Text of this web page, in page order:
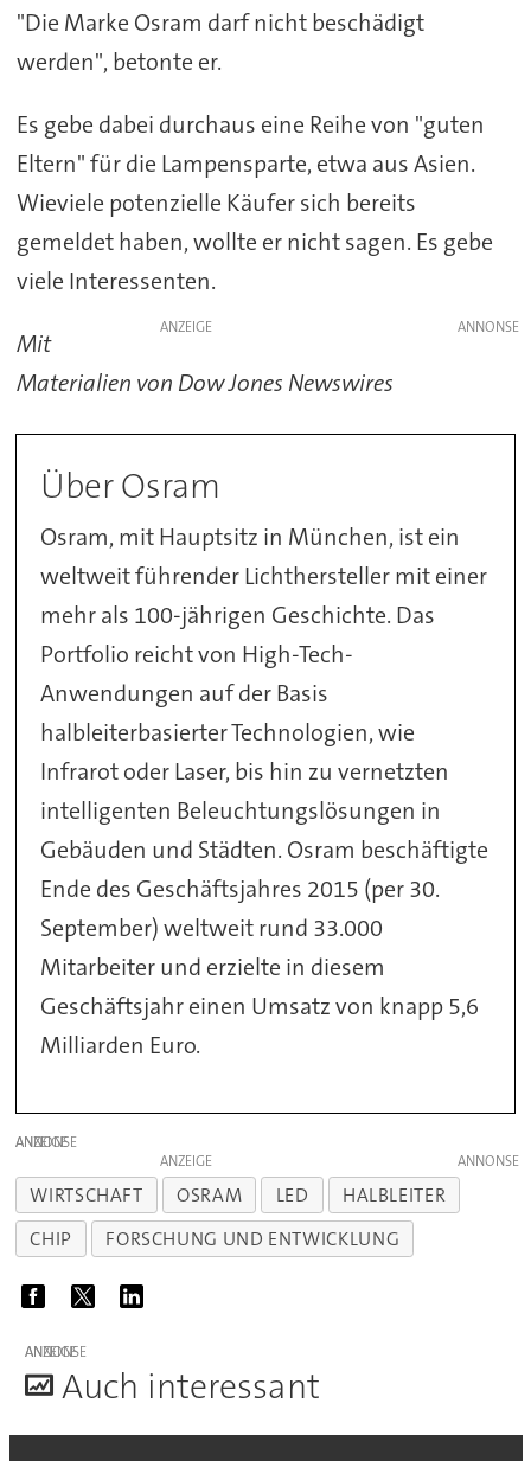
"Die Marke Osram darf nicht beschädigt
werden", betonte er.
Es gebe dabei durchaus eine Reihe von "guten
Eltern" für die Lampensparte, etwa aus Asien.
Wieviele potenzielle Käufer sich bereits
gemeldet haben, wollte er nicht sagen. Es gebe
viele Interessenten.
ANZEIGE
Mit
Materialien von Dow Jones Newswires
Über Osram
Osram, mit Hauptsitz in München, ist ein
weltweit führender Lichthersteller mit einer
mehr als 100-jährigen Geschichte. Das
Portfolio reicht von High-Tech-
Anwendungen auf der Basis
halbleiterbasierter Technologien, wie
Infrarot oder Laser, bis hin zu vernetzten
intelligenten Beleuchtungslösungen in
Gebäuden und Städten. Osram beschäftigte
Ende des Geschäftsjahres 2015 (per 30.
September) weltweit rund 33.000
Mitarbeiter und erzielte in diesem
Geschäftsjahr einen Umsatz von knapp 5,6
Milliarden Euro.
ANZEIGE
ANZEIGE
WIRTSCHAFT OSRAM LED
HALBLEITER
CHIP
FORSCHUNG UND ENTWICKLUNG
ANZEIGE
Auch interessant